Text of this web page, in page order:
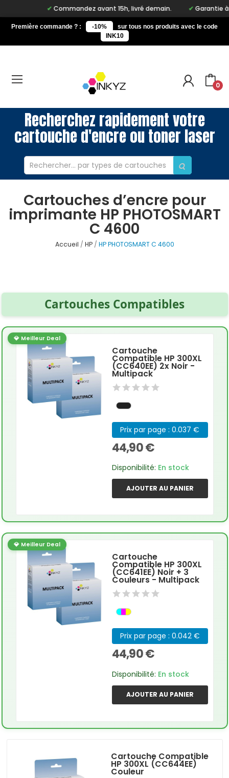
Commandez avant 15h, livré demain. Garantie à
Première commande ? : -10%
sur tous nos produits avec le code
INK10
0
Recherchez rapidement votre
cartouche d'encre ou toner laser
Cartouches d’encre pour
imprimante HP PHOTOSMART
C 4600
Accueil HP HP PHOTOSMART C 4600
Cartouches Compatibles
💎 Meilleur Deal
Cartouche
Compatible HP 300XL
(CC640EE) 2x Noir -
Multipack
Prix par page : 0.037 €
44,90 €
Disponibilité: En stock
AJOUTER AU PANIER
💎 Meilleur Deal
Cartouche
Compatible HP 300XL
(CC641EE) Noir + 3
Couleurs - Multipack
Prix par page : 0.042 €
44,90 €
Disponibilité: En stock
AJOUTER AU PANIER
Cartouche Compatible
HP 300XL (CC644EE)
Couleur